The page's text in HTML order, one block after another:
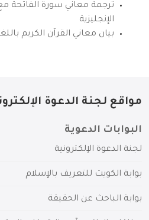
ترجمة معاني سورة الفاتحة مع
الإنجليزية
بيان معاني القرآن الكريم
مواقع لجنة الدعوة
البوابات الدعوية
لجنة الدعوة الإلكترونية
بوابة الكويت للتعريف بالإسلام
بوابة الباحث عن الحقيقة